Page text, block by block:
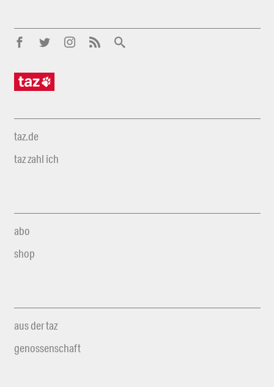
taz.de
taz zahl ich
abo
shop
aus der taz
genossenschaft